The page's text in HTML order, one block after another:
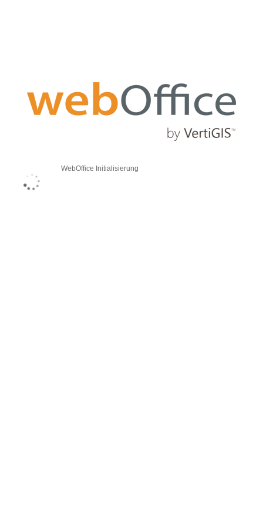
WebOffice Initialisierung